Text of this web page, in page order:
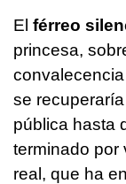
El férreo
princesa,
se
pública hasta
terminado por
real, que ha